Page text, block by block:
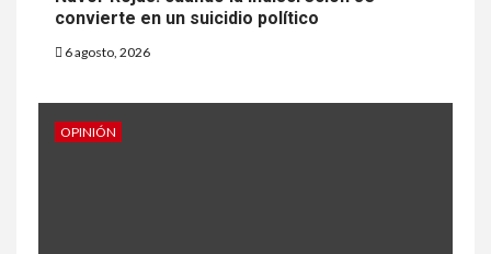
convierte en un suicidio político
6 agosto, 2026
OPINIÓN